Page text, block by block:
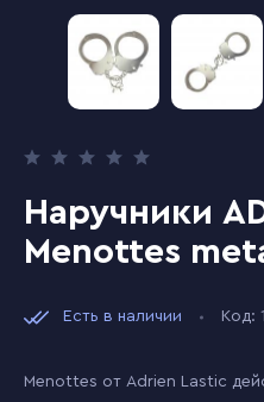
Наручники
Menottes
Есть в наличии Код:
Menottes от Adrien Lastic